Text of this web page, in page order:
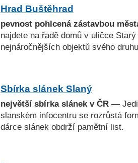
Hrad Buštěhrad
pevnost pohlcená zástavbou
najdete na řadě domů v uličce
nejnáročnějších objektů svého
Sbírka slánek Slaný
největší sbírka slánek v ČR —
slanském infocentru se rozrůstá
dárce slánek obdrží pamětní list.